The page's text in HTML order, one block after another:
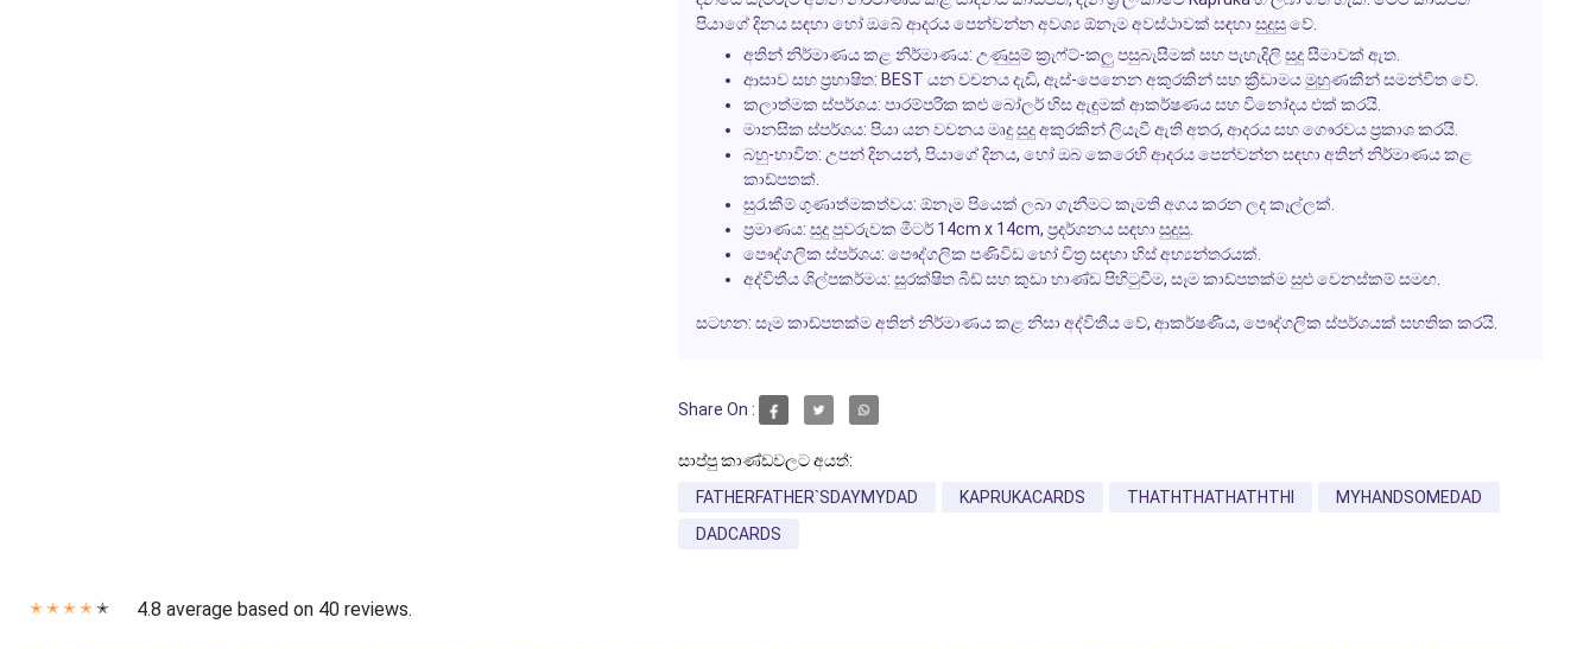
පියාගේ දිනය සඳහා හෝ ඔබේ ආදරය පෙන්වන්න අවශ්‍ය ඕනෑම අවස්ථාවක් සඳහා සුදුසු වේ.
අතින් නිර්මාණය කළ නිර්මාණය: උණුසුම් ක්‍රැෆ්ට්-කලු පසුබැසීමක් සහ පැහැදිලි සුදු සීමාවක් ඇත.
ආසාව සහ ප්‍රභාෂිත: BEST යන වචනය දැඩි, ඇස්-පෙනෙන අකුරකින් සහ ක්‍රීඩාමය මුහුණකින් සමන්විත වේ.
කලාත්මක ස්පර්ශය: පාරම්පරික කළු බෝලර් හිස ඇඳුමක් ආකර්ෂණය සහ විනෝදය එක් කරයි.
මානසික ස්පර්ශය: පියා යන වචනය මෘදු සුදු අකුරකින් ලියැවී ඇති අතර, ආදරය සහ ගෞරවය ප්‍රකාශ කරයි.
බහු-භාවිත: උපන් දිනයන්, පියාගේ දිනය, හෝ ඔබ කෙරෙහි ආදරය පෙන්වන්න සඳහා අතින් නිර්මාණය කළ
කාඩ්පතක්.
සුරැකීම් ගුණාත්මකත්වය: ඕනෑම පියෙක් ලබා ගැනීමට කැමති අගය කරන ලද කෑල්ලක්.
ප්‍රමාණය: සුදු පුවරුවක මීටර් 14cm x 14cm, ප්‍රදර්ශනය සඳහා සුදුසු.
පෞද්ගලික ස්පර්ශය: පෞද්ගලික පණිවිඩ හෝ චිත්‍ර සඳහා හිස් අභ්‍යන්තරයක්.
අද්විතීය ශිල්පකර්මය: සුරක්ෂිත බීඩ් සහ කුඩා භාණ්ඩ පිහිටුවීම, සෑම කාඩ්පතක්ම සුළු වෙනස්කම් සමඟ.
සටහන: සෑම කාඩ්පතක්ම අතින් නිර්මාණය කළ නිසා අද්විතීය වේ, ආකර්ෂණීය, පෞද්ගලික ස්පර්ශයක් සහතික කරයි.
Share On :
සාප්පු කාණ්ඩවලට අයත්:
FATHERFATHER`SDAYMYDAD
KAPRUKACARDS THATHTHATHATHTHI
MYHANDSOMEDAD
DADCARDS
✭ ✭ ✭ ✭ ✭ 4.8 average based on 40 reviews.